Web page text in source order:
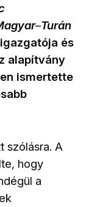
–Turán
és
alapítvány
ismertette
szólásra. A
hogy
a